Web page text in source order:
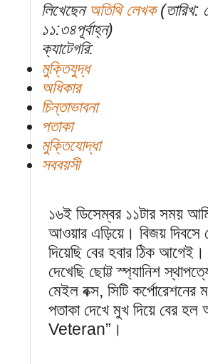
লিখেছেন অতিথি লেখক(তারিখ:
১১:৩৪পূর্বাহ্ন)
ক্যাটেগরি:
মুক্তিযুদ্ধ
অধিকার
চিন্তাভাবনা
পতাকা
মুক্তিযোদ্ধা
সববয়সী
১৬ই ডিসেম্বর ১১টার সময়
আওয়ার এড়িয়ে। বিজয় দিবসে
দিয়েছি বের হবার ঠিক
দেখেছি ছোট্ট স্প্যানিশ
মেইল বক্স, সিটি
পতাকা দেখে মুখ দিয়ে বের
Veteran”।